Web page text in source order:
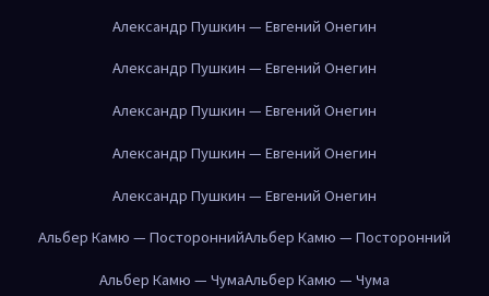
Александр Пушкин — Евгений Онегин
Александр Пушкин — Евгений Онегин
Александр Пушкин — Евгений Онегин
Александр Пушкин — Евгений Онегин
Александр Пушкин — Евгений Онегин
Альбер Камю — ПостороннийАльбер Камю — Посторонний
Альбер Камю — ЧумаАльбер Камю — Чума